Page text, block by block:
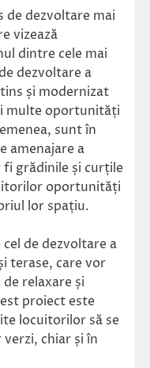
de dezvoltare mai
vizează
dintre cele mai
dezvoltare a
și modernizat
multe oportunități
sunt în
amenajare a
grădinile și curțile
oportunități
lor spațiu.
de dezvoltare a
terase, care vor
relaxare și
proiect este
locuitorilor să se
chiar și în